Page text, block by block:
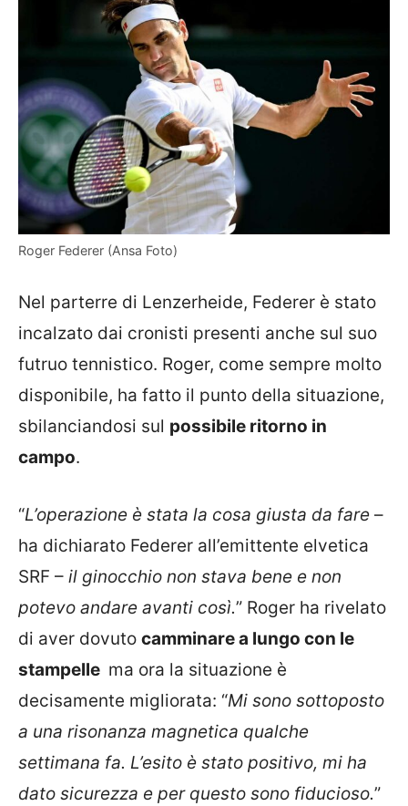
Roger Federer (Ansa Foto)
Nel parterre di Lenzerheide, Federer è stato
incalzato dai cronisti presenti anche sul suo
futruo tennistico. Roger, come sempre molto
disponibile, ha fatto il punto della situazione,
sbilanciandosi sul possibile ritorno in
campo.
“L’operazione è stata la cosa giusta da fare –
ha dichiarato Federer all’emittente elvetica
SRF – il ginocchio non stava bene e non
potevo andare avanti così.” Roger ha rivelato
di aver dovuto camminare a lungo con le
stampelle ma ora la situazione è
decisamente migliorata: “Mi sono sottoposto
a una risonanza magnetica qualche
settimana fa. L’esito è stato positivo, mi ha
dato sicurezza e per questo sono fiducioso.”